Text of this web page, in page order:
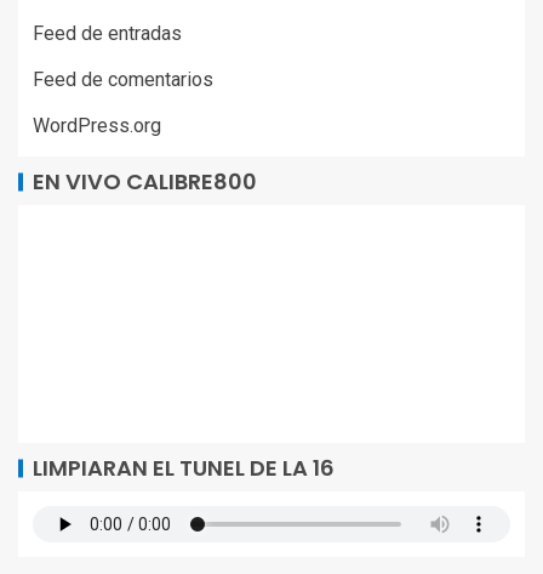
Feed de entradas
Feed de comentarios
WordPress.org
EN VIVO CALIBRE800
LIMPIARAN EL TUNEL DE LA 16